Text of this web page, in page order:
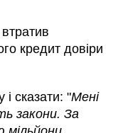
кредит довіри
і сказати: "Мені
закони. За